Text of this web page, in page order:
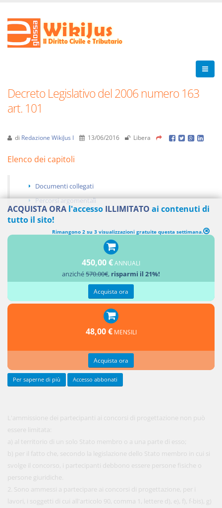
Decreto Legislativo del 2006 numero 163
art. 101
di Redazione WikiJus I 13/06/2016 Libera
Elenco dei capitoli
Documenti collegati
Percorsi argomentali
(abrogato) DISPOSIZIONI GENERALI SULLA PARTECIPAZIONE AI
(art. 66, direttiva 2004/18)
L'ammissione dei partecipanti ai concorsi di progettazione non può
essere limitata:
a) al territorio di un solo Stato membro o a una parte di esso;
b) per il fatto che, secondo la legislazione dello Stato membro in cui si
svolge il concorso, i partecipanti debbono essere persone fisiche o
persone giuridiche.
2. Sono ammessi a partecipare ai concorsi di progettazione, per i
lavori, i soggetti di cui all'articolo 90, comma 1, lettere d), e), f), f-bis), g)
ACQUISTA ORA l'accesso ILLIMITATO ai contenuti di
tutto il sito!
Rimangono 2 su 3 visualizzazioni gratuite questa settimana.
450,00 €ANNUALI
anziché570.00€, risparmi il 21%!
Acquista ora
48,00 € MENSILI
Acquista ora
Per saperne di più Accesso abbonati